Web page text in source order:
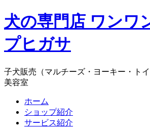
犬の専門店 ワンワ
プヒガサ
子犬販売（マルチーズ・ヨーキー・ト
美容室
ホーム
ショップ紹介
サービス紹介